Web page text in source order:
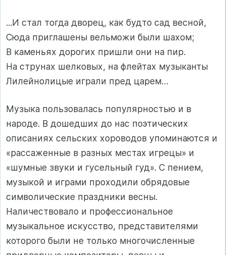
...И стал тогда дворец, как будто сад весной,
Сюда приглашены вельможи были шахом;
В каменьях дорогих пришли они на пир.
На струнах шелковых, на флейтах музыканты
Лилейнолицые играли пред царем…
Музыка пользовалась популярностью и в
народе. В дошедших до нас поэтических
описаниях сельских хороводов упоминаются и
«рассаженные в разных местах игрецы» и
«шумные звуки и гусельный гуд». С пением,
музыкой и играми проходили обрядовые
символические праздники весны.
Наличествовало и профессиональное
музыкальное искусство, представителями
которого были не только многочисленные